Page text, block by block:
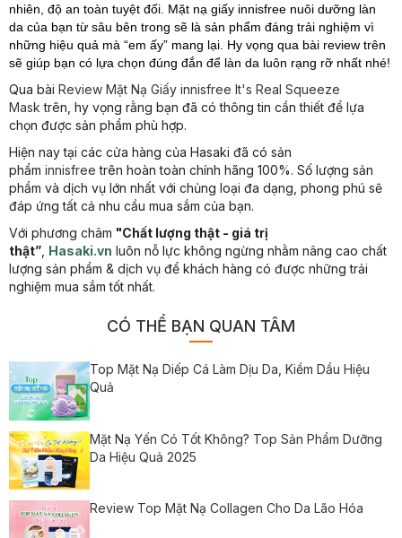
nhiên, độ an toàn tuyệt đối. Mặt nạ giấy innisfree nuôi dưỡng làn
da của bạn từ sâu bên trong sẽ là sản phẩm đáng trải nghiệm vì
những hiệu quả mà “em ấy” mang lại. Hy vọng qua bài review trên
sẽ giúp bạn có lựa chọn đúng đắn để làn da luôn rạng rỡ nhất nhé!
Qua bài Review Mặt Nạ Giấy innisfree It's Real Squeeze
Mask trên, hy vọng rằng bạn đã có thông tin cần thiết để lựa
chọn được sản phẩm phù hợp.
Hiện nay tại các cửa hàng của Hasaki đã có sản
phẩm innisfreetrên hoàn toàn chính hãng 100%. Số lượng sản
phẩm và dịch vụ lớn nhất với chủng loại đa dạng, phong phú sẽ
đáp ứng tất cả nhu cầu mua sắm của bạn.
Với phương châm "Chất lượng thật - giá trị
thật” Hasaki.vn luôn nỗ lực không ngừng nhằm nâng cao chất
lượng sản phẩm & dịch vụ để khách hàng có được những trải
nghiệm mua sắm tốt nhất.
CÓ THỂ BẠN QUAN TÂM
Top Mặt Nạ Diếp Cá Làm Dịu Da, Kiềm Dầu Hiệu
Quả
Mặt Nạ Yến Có Tốt Không? Top Sản Phẩm Dưỡng
Da Hiệu Quả 2025
Review Top Mặt Nạ Collagen Cho Da Lão Hóa